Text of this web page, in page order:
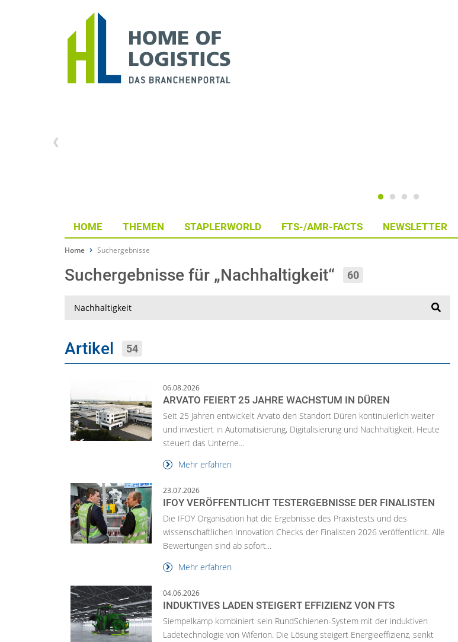
HOME THEMEN STAPLERWORLD FTS-/AMR-FACTS NEWSLETTER
Home Suchergebnisse
Suchergebnisse für „Nachhaltigkeit“ 60
Artikel 54
06.08.2026
ARVATO FEIERT 25 JAHRE WACHSTUM IN DÜREN
Seit 25 Jahren entwickelt Arvato den Standort Düren kontinuierlich weiter
und investiert in Automatisierung, Digitalisierung und Nachhaltigkeit. Heute
steuert das Unterne...
Mehr erfahren
23.07.2026
IFOY VERÖFFENTLICHT TESTERGEBNISSE DER FINALISTEN
Die IFOY Organisation hat die Ergebnisse des Praxistests und des
wissenschaftlichen Innovation Checks der Finalisten 2026 veröffentlicht. Alle
Bewertungen sind ab sofort...
Mehr erfahren
04.06.2026
INDUKTIVES LADEN STEIGERT EFFIZIENZ VON FTS
Siempelkamp kombiniert sein RundSchienen-System mit der induktiven
Ladetechnologie von Wiferion. Die Lösung steigert Energieeffizienz, senkt